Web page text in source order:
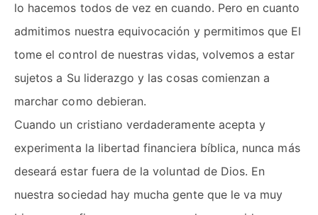
lo hacemos todos de vez en cuando. Pero en cuanto
admitimos nuestra equivocación y permitimos que El
tome el control de nuestras vidas, volvemos a estar
sujetos a Su liderazgo y las cosas comienzan a
marchar como debieran.
Cuando un cristiano verdaderamente acepta y
experimenta la libertad financiera bíblica, nunca más
deseará estar fuera de la voluntad de Dios. En
nuestra sociedad hay mucha gente que le va muy